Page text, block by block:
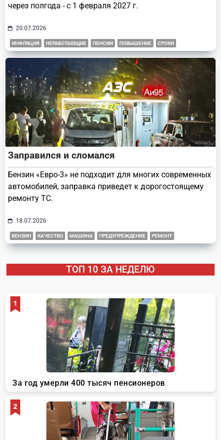
через полгода - с 1 февраля 2027 г.
20.07.2026
ИНФЛЯЦИЯ НЕРАБОТАЮЩИЕ ПЕНСИИ ПОВЫШЕНИЕ СРОКИ
Заправился и сломался
Бензин «Евро-3» не подходит для многих современных
автомобилей, заправка приведет к дорогостоящему
ремонту ТС.
18.07.2026
БЕНЗИН КАЧЕСТВО МАШИНА ПРЕДУПРЕЖДЕНИЕ РЕМОНТ
ТОП 10 ЗА НЕДЕЛЮ